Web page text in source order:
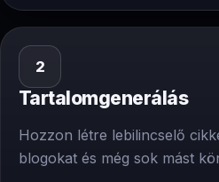
2
Tartalomgenerálás
Hozzon létre lebilincselő
blogokat és még sok mást